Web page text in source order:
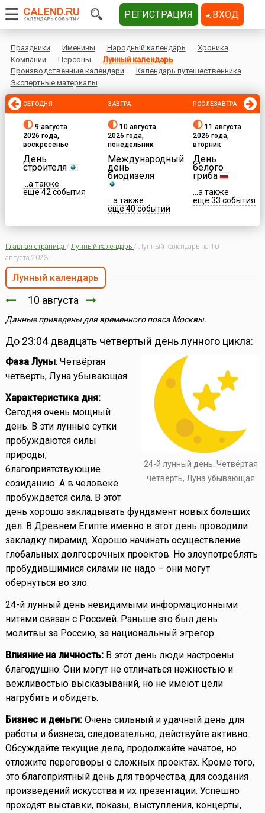
Праздники Именины Народный календарь
Хроника
Компании
Персоны
Лунный календарь
Производственные календари
Календарь путешественника
Экспертные материалы
СЕГОДНЯ
9 августа
2026 года,
воскресенье
День
строителя
...а также
еще 42 события
ЗАВТРА
10 августа
2026 года,
понедельник
Международный
день
биодизеля
...а также
еще 40 событий
ПОСЛЕЗАВТРА
11 августа
2026 года,
вторник
День
белого
гриба
...а также
еще 33 события
Главная страница / Лунный календарь / Лунный календарь на 10
августа 2023
Лунный календарь
10 августа
Данные приведены для временного пояса Москвы.
До 23:04 двадцать четвертый день лунного цикла:
24-й лунный день. Четвёртая
четверть, Луна убывающая
Фаза Луны: Четвёртая
четверть, Луна убывающая
Характеристика дня:
Сегодня очень мощный
день. В эти лунные сутки
пробуждаются силы
природы,
благоприятствующие
созиданию. А в человеке
пробуждается сила. В этот
день хорошо закладывать фундамент новых больших
дел. В Древнем Египте именно в этот день проводили
закладку пирамид. Хорошо начинать осуществление
глобальных долгосрочных проектов. Но злоупотреблять
пробудившимися силами не надо – они могут
обернуться во зло.
24-й лунный день невидимыми информационными
нитями связан с Россией. Раньше это был день
молитвы за Россию, за национальный эгрегор.
Влияние на личность:В этот день люди настроены
благодушно. Они могут не отличаться нежностью и
вежливостью высказываний, но не имеют цели
нагрубить и обидеть.
Бизнес и деньги:Очень сильный и удачный день для
работы и бизнеса, следовательно, действуйте активно.
Обсуждайте текущие дела, продолжайте начатое, но
отложите переговоры о сложных проектах. Кроме того,
это благоприятный день для творчества, для создания
произведений искусства и их презентации. Успешно
проходят выставки, показы, выступления, концерты,
РЕГИСТРАЦИЯ ВХОД